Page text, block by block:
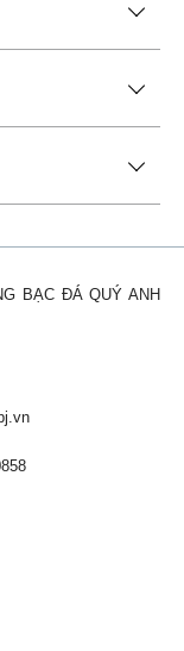
BẠC ĐÁ QUÝ ANH